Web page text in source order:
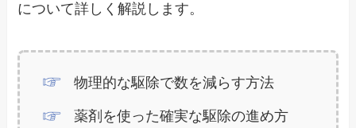
について詳しく解説します。
物理的な駆除で数を減らす方法
薬剤を使った確実な駆除の進め方